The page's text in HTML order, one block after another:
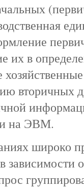
их в
вторичных
на ЭВМ.
широко
зависимости